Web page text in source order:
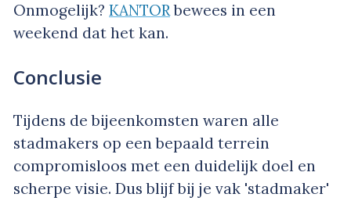
Onmogelijk? KANTORbewees in een
weekend dat het kan.
Conclusie
Tijdens de bijeenkomsten waren alle
stadmakers op een bepaald terrein
compromisloos met een duidelijk doel en
scherpe visie. Dus blijf bij je vak 'stadmaker'